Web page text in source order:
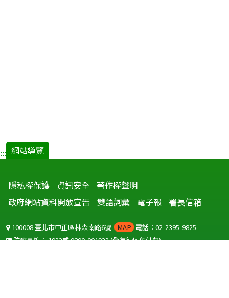
::: 網站導覽
隱私權保護 資訊安全 著作權聲明
政府網站資料開放宣告
雙語詞彙 電子報 署長信箱
100008 臺北市中正區林森南路6號 MAP 電話：02-2395-9825
防疫專線：1922或0800-001922(全年無休免付費)